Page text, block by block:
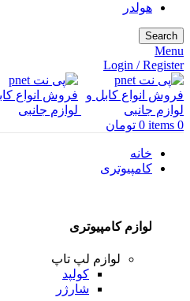
هولدر
Search
Menu
Login / Register
0
items
0 تومان
خانه
کامپیوتری
لوازم کامپیوتری
لوازم لپ تاپ
کولپد
شارژر